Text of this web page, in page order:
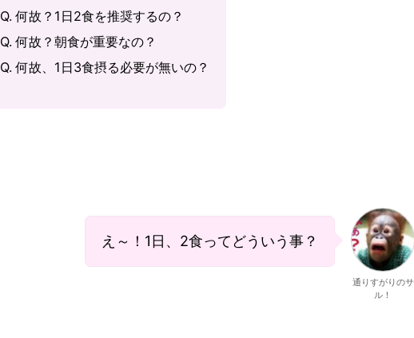
Q. 何故？1日2食を推奨するの？
Q. 何故？朝食が重要なの？
Q. 何故、1日3食摂る必要が無いの？
え～！1日、2食ってどういう事？
通りすがりのサ
ル！